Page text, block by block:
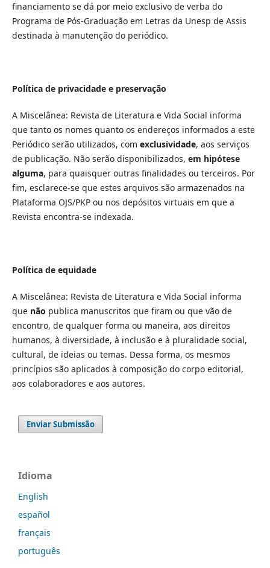
financiamento se dá por meio exclusivo de verba do
Programa de Pós-Graduação em Letras da Unesp de Assis
destinada à manutenção do periódico.
Política de privacidade e preservação
A Miscelânea: Revista de Literatura e Vida Social informa
que tanto os nomes quanto os endereços informados a este
Periódico serão utilizados, com exclusividade, aos serviços
de publicação. Não serão disponibilizados, em hipótese
alguma, para quaisquer outras finalidades ou terceiros. Por
fim, esclarece-se que estes arquivos são armazenados na
Plataforma OJS/PKP ou nos depósitos virtuais em que a
Revista encontra-se indexada.
Política de equidade
A Miscelânea: Revista de Literatura e Vida Social informa
que não publica manuscritos que firam ou que vão de
encontro, de qualquer forma ou maneira, aos direitos
humanos, à diversidade, à inclusão e à pluralidade social,
cultural, de ideias ou temas. Dessa forma, os mesmos
princípios são aplicados à composição do corpo editorial,
aos colaboradores e aos autores.
Enviar Submissão
Idioma
English
español
français
português